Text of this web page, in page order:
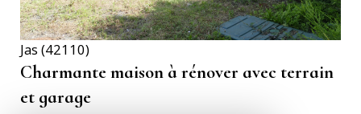
Jas (42110)
Charmante maison à rénover avec terrain
et garage